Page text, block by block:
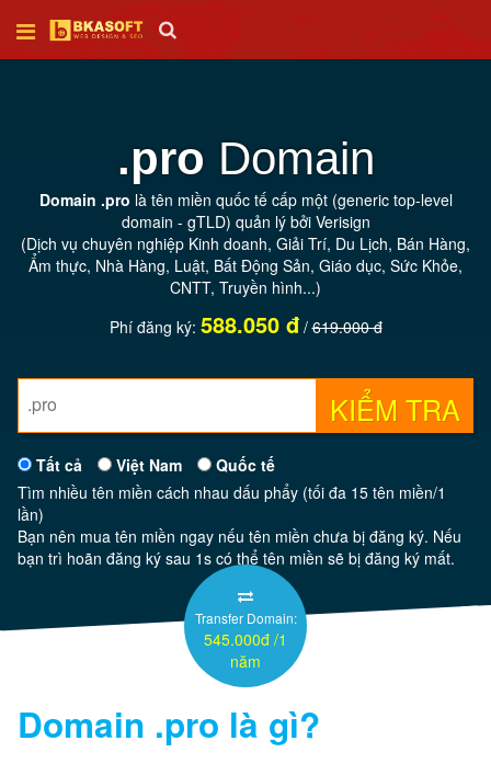
Thiết
web
Tên
miền
Hosting
Server
.pro Domain
Domain .pro là tên miền quốc tế cấp một (generic top-level
domain - gTLD) quản lý bởi Verisign
(Dịch vụ chuyên nghiệp Kinh doanh, Giải Trí, Du Lịch, Bán Hàng,
Ẩm thực, Nhà Hàng, Luật, Bất Động Sản, Giáo dục, Sức Khỏe,
CNTT, Truyền hình...)
Phí đăng ký: 588.050 đ/619.000 đ
KIỂM TRA
Tất cả Việt Nam
Quốc tế
Tìm nhiều tên miền cách nhau dấu phẩy (tối đa 15 tên miền/1
lần)
Bạn nên mua tên miền ngay nếu tên miền chưa bị đăng ký. Nếu
bạn trì hoãn đăng ký sau 1s có thể tên miền sẽ bị đăng ký mất.
Transfer Domain:
545.000đ /1
năm
Domain .pro là gì?